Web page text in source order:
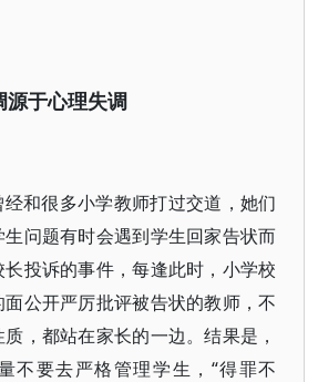
源于心理失调
和很多小学教师打过交道，她们
问题有时会遇到学生回家告状而
投诉的事件，每逢此时，小学校
公开严厉批评被告状的教师，不
，都站在家长的一边。结果是，
不要去严格管理学生，“得罪不